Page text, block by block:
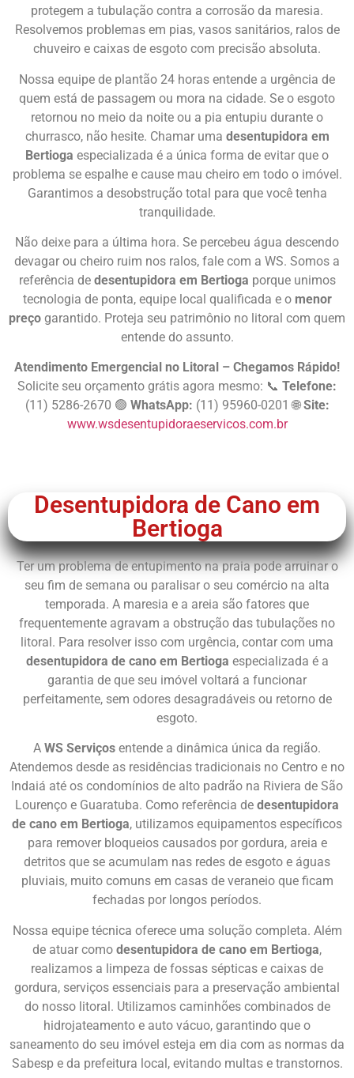
protegem a tubulação contra a corrosão da maresia.
Resolvemos problemas em pias, vasos sanitários, ralos de
chuveiro e caixas de esgoto com precisão absoluta.
Nossa equipe de plantão 24 horas entende a urgência de
quem está de passagem ou mora na cidade. Se o esgoto
retornou no meio da noite ou a pia entupiu durante o
churrasco, não hesite. Chamar uma desentupidora em
Bertioga especializada é a única forma de evitar que o
problema se espalhe e cause mau cheiro em todo o imóvel.
Garantimos a desobstrução total para que você tenha
tranquilidade.
Não deixe para a última hora. Se percebeu água descendo
devagar ou cheiro ruim nos ralos, fale com a WS. Somos a
referência de desentupidora em Bertioga porque unimos
tecnologia de ponta, equipe local qualificada e o menor
preço garantido. Proteja seu patrimônio no litoral com quem
entende do assunto.
Atendimento Emergencial no Litoral – Chegamos Rápido!
Solicite seu orçamento grátis agora mesmo: 📞 Telefone:
(11) 5286-2670 🟢 WhatsApp: (11) 95960-0201 🌐Site:
www.wsdesentupidoraeservicos.com.br
Desentupidora de Cano em
Bertioga
Ter um problema de entupimento na praia pode arruinar o
seu fim de semana ou paralisar o seu comércio na alta
temporada. A maresia e a areia são fatores que
frequentemente agravam a obstrução das tubulações no
litoral. Para resolver isso com urgência, contar com uma
desentupidora de cano em Bertioga especializada é a
garantia de que seu imóvel voltará a funcionar
perfeitamente, sem odores desagradáveis ou retorno de
esgoto.
A WS Serviços entende a dinâmica única da região.
Atendemos desde as residências tradicionais no Centro e no
Indaiá até os condomínios de alto padrão na Riviera de São
Lourenço e Guaratuba. Como referência de desentupidora
de cano em Bertioga, utilizamos equipamentos específicos
para remover bloqueios causados por gordura, areia e
detritos que se acumulam nas redes de esgoto e águas
pluviais, muito comuns em casas de veraneio que ficam
fechadas por longos períodos.
Nossa equipe técnica oferece uma solução completa. Além
de atuar como desentupidora de cano em Bertioga,
realizamos a limpeza de fossas sépticas e caixas de
gordura, serviços essenciais para a preservação ambiental
do nosso litoral. Utilizamos caminhões combinados de
hidrojateamento e auto vácuo, garantindo que o
saneamento do seu imóvel esteja em dia com as normas da
Sabesp e da prefeitura local, evitando multas e transtornos.